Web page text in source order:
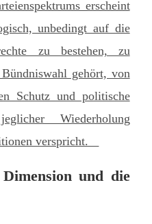
erscheint
unbedingt auf die
zu bestehen, zu
gehört, von
Schutz und politische
Wiederholung
verspricht.
und die